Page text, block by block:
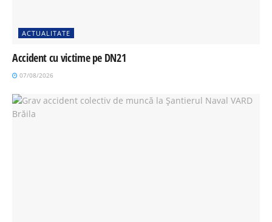
ACTUALITATE
Accident cu victime pe DN21
07/08/2026